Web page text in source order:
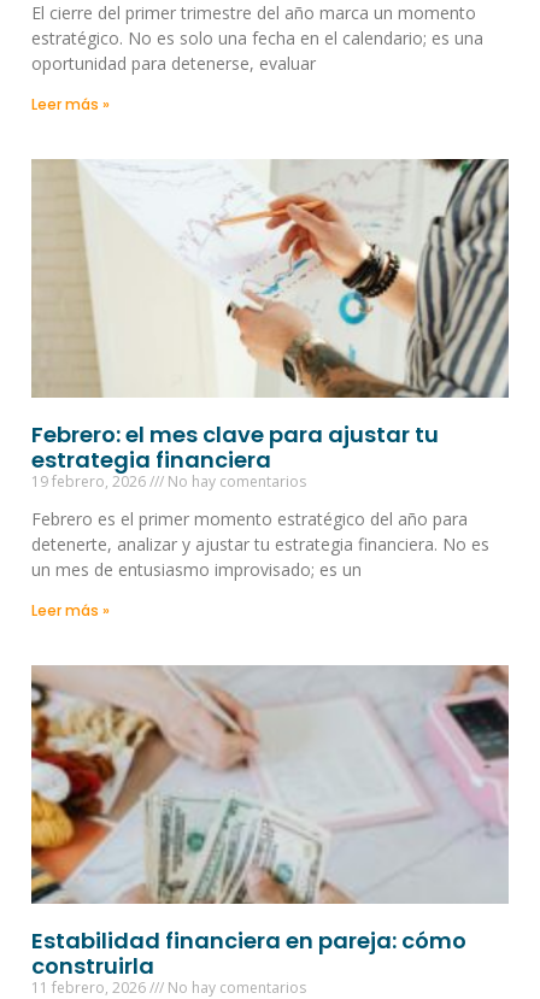
El cierre del primer trimestre del año marca un momento
estratégico. No es solo una fecha en el calendario; es una
oportunidad para detenerse, evaluar
Leer más »
Febrero: el mes clave para ajustar tu
estrategia financiera
19 febrero, 2026 No hay comentarios
Febrero es el primer momento estratégico del año para
detenerte, analizar y ajustar tu estrategia financiera. No es
un mes de entusiasmo improvisado; es un
Leer más »
Estabilidad financiera en pareja: cómo
construirla
11 febrero, 2026 No hay comentarios